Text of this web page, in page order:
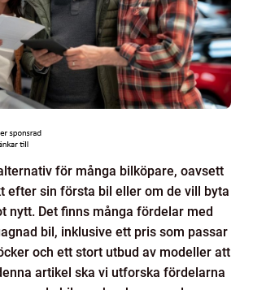
för många bilköpare, oavsett
efter sin första bil eller om de vill byta
nytt. Det finns många fördelar med
bil, inklusive ett pris som passar
och ett stort utbud av modeller att
artikel ska vi utforska fördelarna